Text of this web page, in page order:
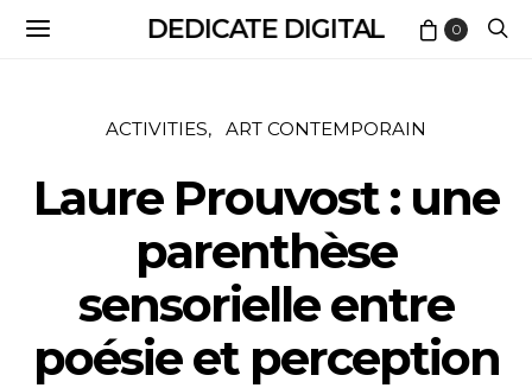
DEDICATE DIGITAL 0
ACTIVITIES ART CONTEMPORAIN
Laure Prouvost : une
parenthèse
sensorielle entre
poésie et perception